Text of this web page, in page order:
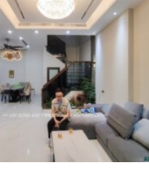
gói công trình Anh
– Hà Nội